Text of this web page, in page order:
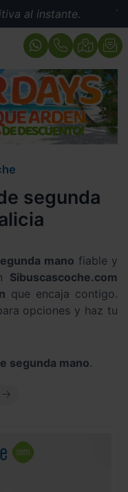
Tasación
segunda
mano fiable y
Sibuscascoche.com
que encaja contigo.
opciones y haz tu
segunda mano.
SIGUIENTE